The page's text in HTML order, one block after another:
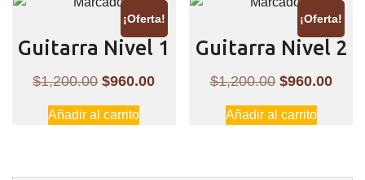
¡Oferta!
Guitarra Nivel 1
$1,200.00 El
precio
original
$960.00El
Añadir al carrito
¡Oferta!
Guitarra Nivel 2
$1,200.00 El
precio
original
$960.00El
Añadir al carrito